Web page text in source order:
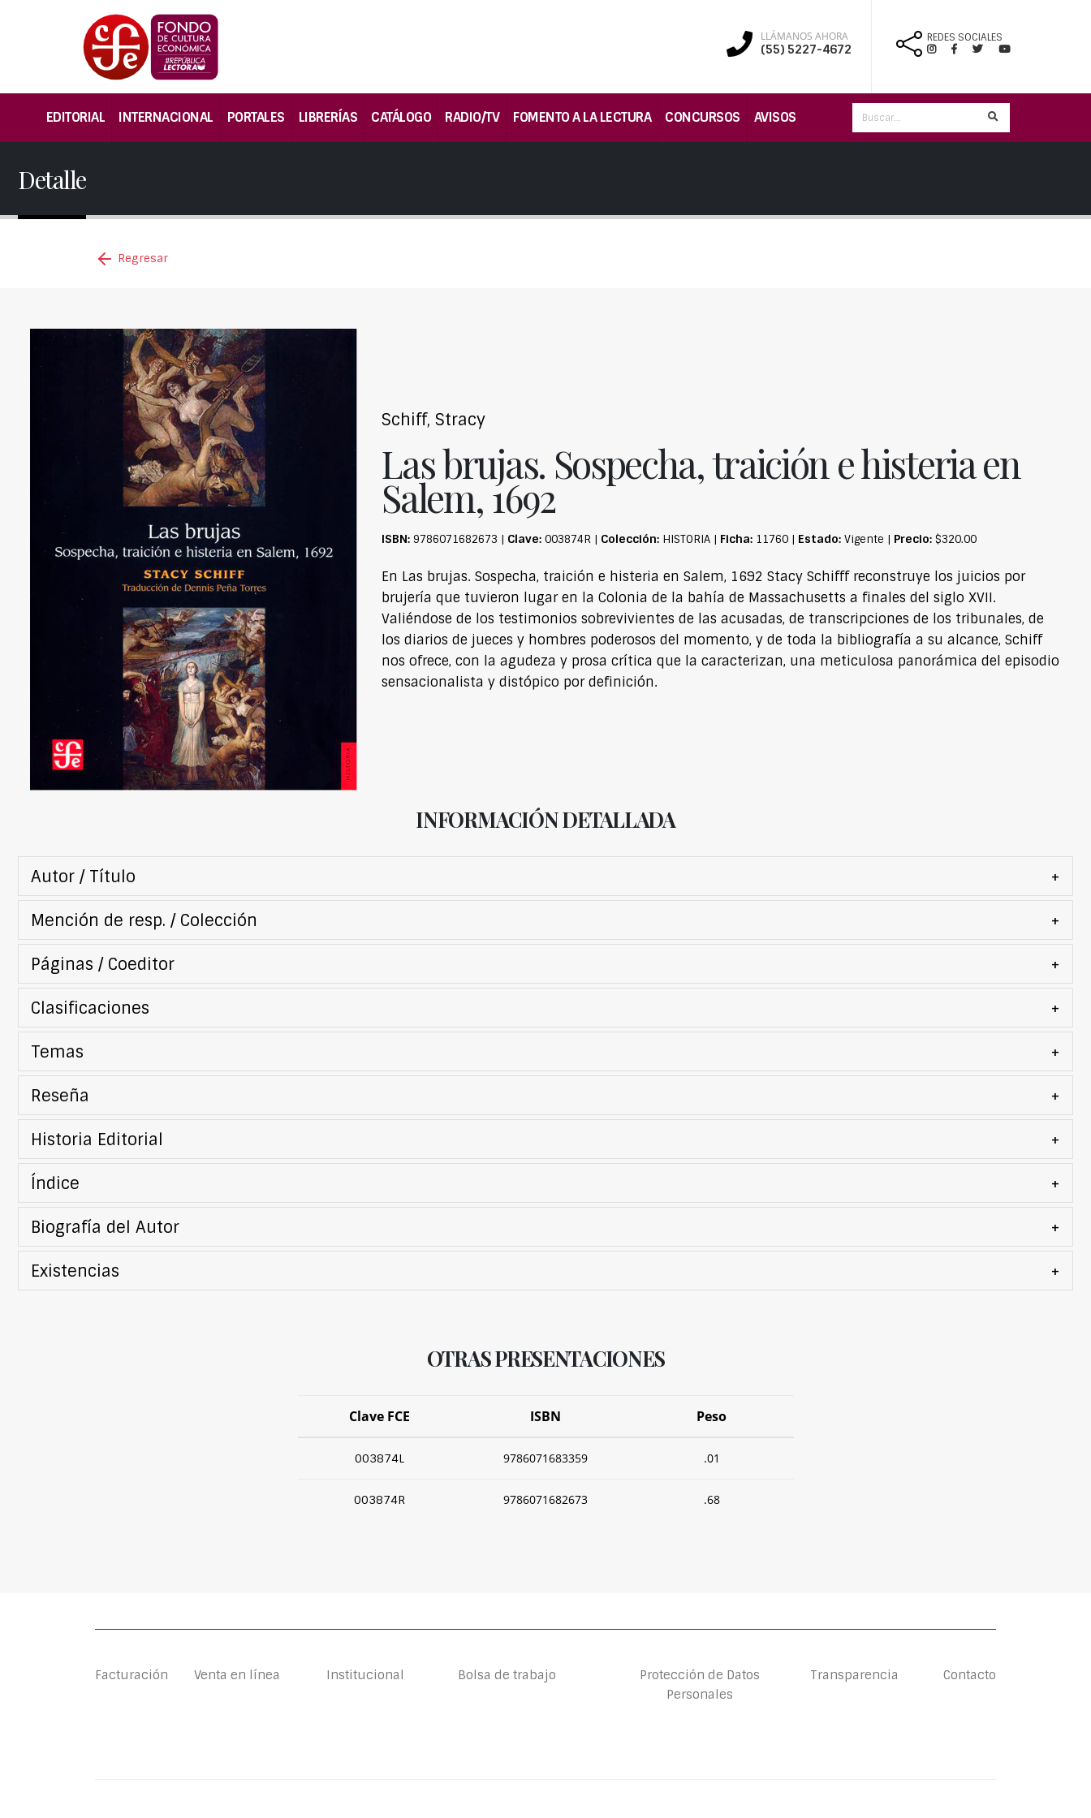
LLÁMANOS AHORA
(55) 5227-4672
REDES SOCIALES
EDITORIAL INTERNACIONAL PORTALES LIBRERÍAS CATÁLOGO RADIO/TV FOMENTO A LA LECTURA CONCURSOS AVISOS
Detalle
Regresar
Schiff, Stracy
Las brujas. Sospecha, traición e histeria en
Salem, 1692
ISBN: 9786071682673 | Clave: 003874R | Colección: HISTORIA | Ficha: 11760 | Estado: Vigente | Precio: $320.00
En Las brujas. Sospecha, traición e histeria en Salem, 1692 Stacy Schifff reconstruye los juicios por
brujería que tuvieron lugar en la Colonia de la bahía de Massachusetts a finales del siglo XVII.
Valiéndose de los testimonios sobrevivientes de las acusadas, de transcripciones de los tribunales, de
los diarios de jueces y hombres poderosos del momento, y de toda la bibliografía a su alcance, Schiff
nos ofrece, con la agudeza y prosa crítica que la caracterizan, una meticulosa panorámica del episodio
sensacionalista y distópico por definición.
INFORMACIÓN DETALLADA
Autor / Título +
Mención de resp. / Colección +
Páginas / Coeditor +
Clasificaciones +
Temas +
Reseña +
Historia Editorial +
Índice +
Biografía del Autor +
Existencias +
OTRAS PRESENTACIONES
Clave FCE ISBN Peso
003874L 9786071683359 .01
003874R 9786071682673 .68
Facturación Venta en línea Institucional Bolsa de trabajo
Protección de Datos
Personales
Transparencia Contacto